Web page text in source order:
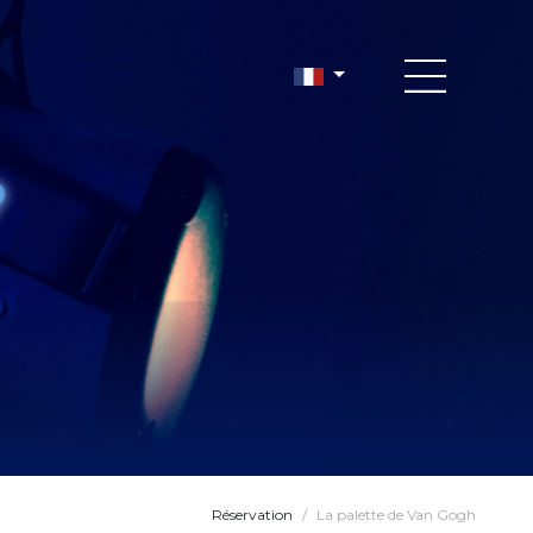
Réservation / La palette de Van Gogh